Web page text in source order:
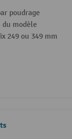
poudrage
modèle
249 ou 349 mm